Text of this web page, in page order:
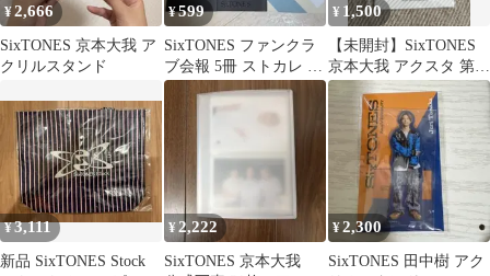
¥2,666
SixTONES 京本大我 ア
クリルスタンド
¥599
SixTONES ファンクラ
ブ会報 5冊 ストカレ セ
ット
¥ 1,500
【未開封】SixTONES
京本大我 アクスタ 第1
弾
¥3,111
新品 SixTONES Stock
¥2,222
SixTONES 京本大我
¥2,300
SixTONES 田中樹 アク